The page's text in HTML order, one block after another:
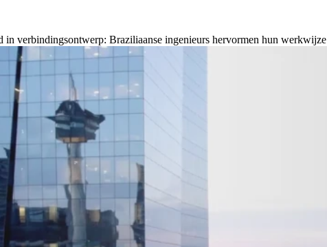
in verbindingsontwerp: Braziliaanse ingenieurs hervormen hun werkwijze